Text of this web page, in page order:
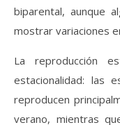
biparental, aunque
mostrar variaciones
La reproducción
estacionalidad: las
reproducen
verano, mientras